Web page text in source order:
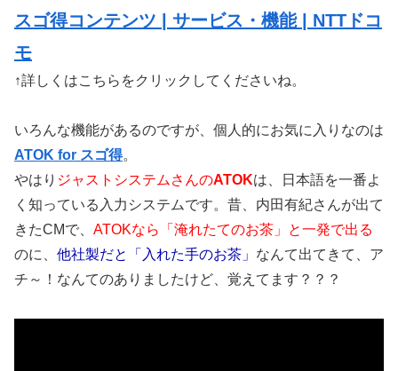
スゴ得コンテンツ | サービス・機能 | NTTドコ
モ
↑詳しくはこちらをクリックしてくださいね。
いろんな機能があるのですが、個人的にお気に入りなのは
ATOK for スゴ得。
やはり ジャストシステムさんのATOKは、日本語を一番よ
く知っている入力システムです。昔、内田有紀さんが出て
きたCMで、 ATOKなら「淹れたてのお茶」と一発で出る
のに、 他社製だと「入れた手のお茶」 なんて出てきて、ア
チ～！なんてのありましたけど、覚えてます？？？